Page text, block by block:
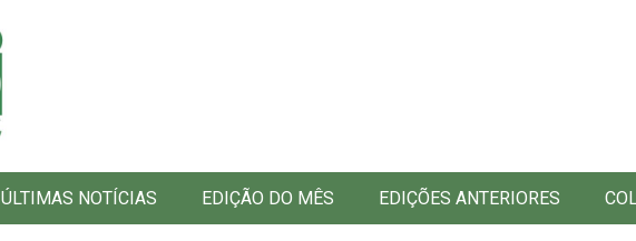
ÚLTIMAS NOTÍCIAS EDIÇÃO DO MÊS EDIÇÕES ANTERIORES